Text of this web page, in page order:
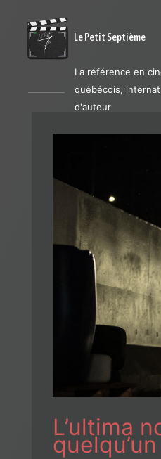
Le Petit Septième
La référence en
québécois,
d'auteur
L’ultima